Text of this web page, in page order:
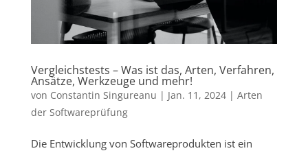
Vergleichstests – Was ist das, Arten, Verfahren,
Ansätze, Werkzeuge und mehr!
von Constantin Singureanu | Jan. 11, 2024| Arten
der Softwareprüfung
Die Entwicklung von Softwareprodukten ist ein